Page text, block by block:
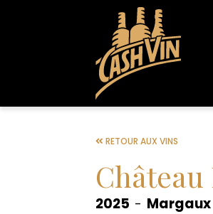
RETOUR AUX VINS
Château
2025 - Margaux